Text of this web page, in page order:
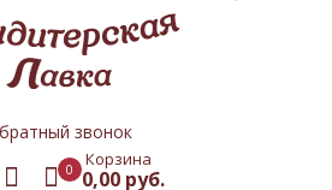
звонок
0 Корзина
0,00 руб.